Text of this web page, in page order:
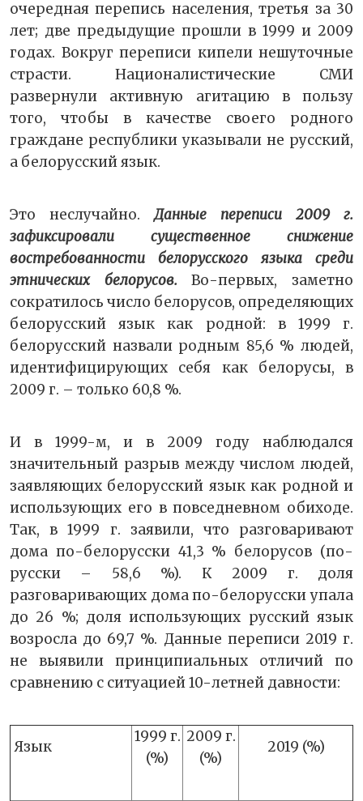
очередная перепись населения, третья за 30
лет; две предыдущие прошли в 1999 и 2009
годах. Вокруг переписи кипели нешуточные
страсти. Националистические СМИ
развернули активную агитацию в пользу
того, чтобы в качестве своего родного
граждане республики указывали не русский,
а белорусский язык.
Это неслучайно.Данные переписи 2009 г.
зафиксировали существенное снижение
востребованности белорусского языка среди
этнических белорусов. Во-первых, заметно
сократилось число белорусов, определяющих
белорусский язык как родной: в 1999 г.
белорусский назвали родным 85,6 % людей,
идентифицирующих себя как белорусы, в
2009 г. – только 60,8 %.
И в 1999-м, и в 2009 году наблюдался
значительный разрыв между числом людей,
заявляющих белорусский язык как родной и
использующих его в повседневном обиходе.
Так, в 1999 г. заявили, что разговаривают
дома по-белорусски 41,3 % белорусов (по-
русски – 58,6 %). К 2009 г. доля
разговаривающих дома по-белорусски упала
до 26 %; доля использующих русский язык
возросла до 69,7 %. Данные переписи 2019 г.
не выявили принципиальных отличий по
сравнению с ситуацией 10-летней давности:
Язык
1999 г.
(%)
2009 г.
(%)
2019 (%)